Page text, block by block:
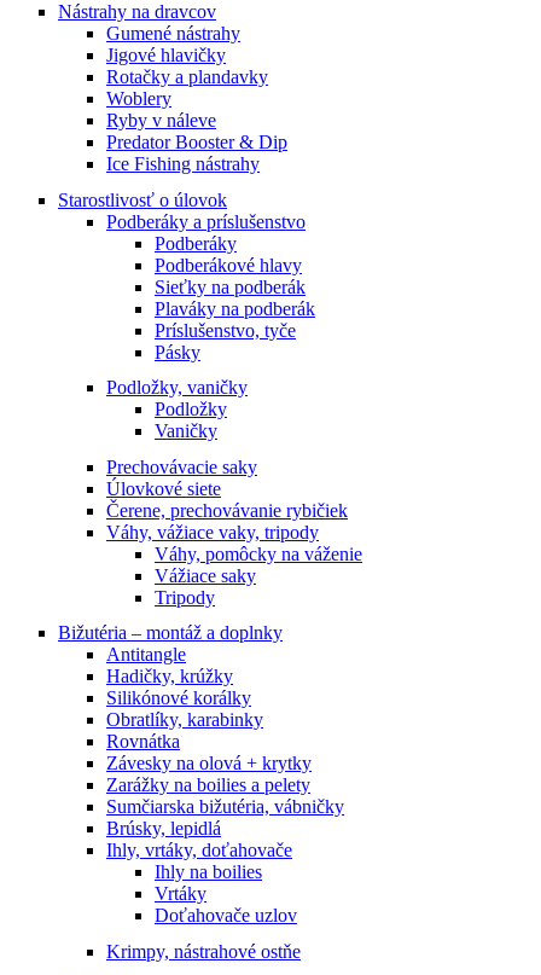
Nástrahy na dravcov
Gumené nástrahy
Jigové hlavičky
Rotačky a plandavky
Woblery
Ryby v náleve
Predator Booster & Dip
Ice Fishing nástrahy
Starostlivosť o úlovok
Podberáky a príslušenstvo
Podberáky
Podberákové hlavy
Sieťky na podberák
Plaváky na podberák
Príslušenstvo, tyče
Pásky
Podložky, vaničky
Podložky
Vaničky
Prechovávacie saky
Úlovkové siete
Čerene, prechovávanie rybičiek
Váhy, vážiace vaky, tripody
Váhy, pomôcky na váženie
Vážiace saky
Tripody
Bižutéria – montáž a doplnky
Antitangle
Hadičky, krúžky
Silikónové korálky
Obratlíky, karabinky
Rovnátka
Závesky na olová + krytky
Zarážky na boilies a pelety
Sumčiarska bižutéria, vábničky
Brúsky, lepidlá
Ihly, vrtáky, doťahovače
Ihly na boilies
Vrtáky
Doťahovače uzlov
Krimpy, nástrahové ostňe